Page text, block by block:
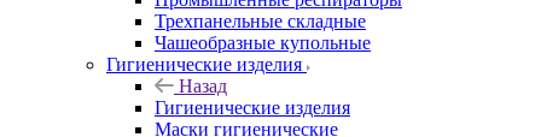
Трехпанельные складные
Чашеобразные купольные
Гигиенические изделия
Назад
Гигиенические изделия
Маски гигиенические